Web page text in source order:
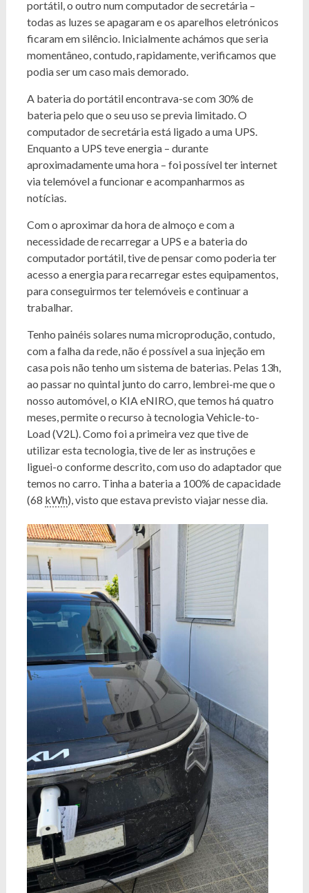
portátil, o outro num computador de secretária –
todas as luzes se apagaram e os aparelhos eletrónicos
ficaram em silêncio. Inicialmente achámos que seria
momentâneo, contudo, rapidamente, verificamos que
podia ser um caso mais demorado.
A bateria do portátil encontrava-se com 30% de
bateria pelo que o seu uso se previa limitado. O
computador de secretária está ligado a uma UPS.
Enquanto a UPS teve energia – durante
aproximadamente uma hora – foi possível ter internet
via telemóvel a funcionar e acompanharmos as
notícias.
Com o aproximar da hora de almoço e com a
necessidade de recarregar a UPS e a bateria do
computador portátil, tive de pensar como poderia ter
acesso a energia para recarregar estes equipamentos,
para conseguirmos ter telemóveis e continuar a
trabalhar.
Tenho painéis solares numa microprodução, contudo,
com a falha da rede, não é possível a sua injeção em
casa pois não tenho um sistema de baterias. Pelas 13h,
ao passar no quintal junto do carro, lembrei-me que o
nosso automóvel, o KIA eNIRO, que temos há quatro
meses, permite o recurso à tecnologia Vehicle-to-
Load (V2L). Como foi a primeira vez que tive de
utilizar esta tecnologia, tive de ler as instruções e
liguei-o conforme descrito, com uso do adaptador que
temos no carro. Tinha a bateria a 100% de capacidade
(68 kWh), visto que estava previsto viajar nesse dia.